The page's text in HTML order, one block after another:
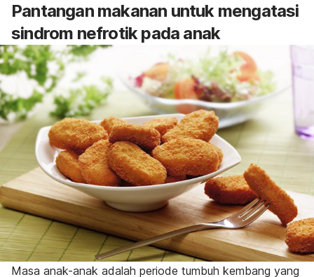
Pantangan makanan untuk mengatasi
sindrom nefrotik pada anak
Masa anak-anak adalah periode tumbuh kembang yang